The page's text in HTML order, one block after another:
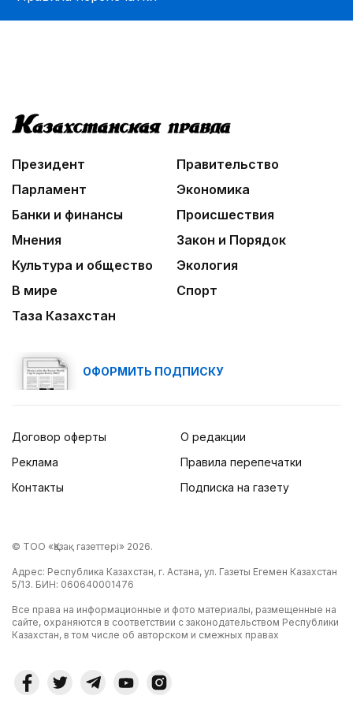
Познавательно и безопасно
Взгляд со стороны
Президент
Правительство
Парламент
Экономика
Банки и финансы
Происшествия
Мнения
Закон и Порядок
Культура и общество
Экология
В мире
Спорт
Таза Казахстан
ОФОРМИТЬ ПОДПИСКУ
Договор оферты
Реклама
Контакты
О редакции
Правила перепечатки
Подписка на газету
© ТОО «Қазақ газеттері» 2026.
Адрес: Республика Казахстан, г. Астана, ул. Газеты Егемен Казахстан
5/13. БИН: 060640001476
Все права на информационные и фото материалы, размещенные на
сайте, охраняются в соответствии с законодательством Республики
Казахстан, в том числе об авторском и смежных правах